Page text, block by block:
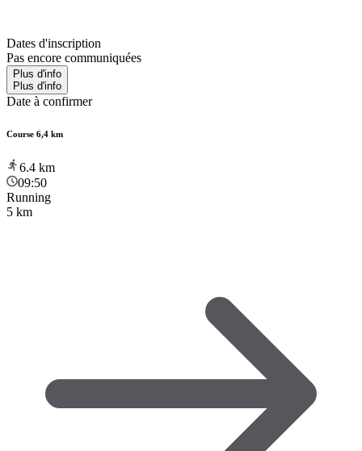
Dates d'inscription
Pas encore communiquées
Plus d'info
Plus d'info
Date à confirmer
Course 6,4 km
6.4 km
09:50
Running
5 km